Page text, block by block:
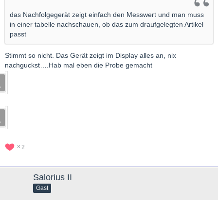
das Nachfolgegerät zeigt einfach den Messwert und man muss
in einer tabelle nachschauen, ob das zum draufgelegten Artikel
passt
Stimmt so nicht. Das Gerät zeigt im Display alles an, nix
nachguckst….Hab mal eben die Probe gemacht
2
Salorius II
Gast